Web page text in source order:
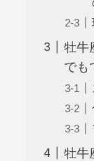
牡牛
でも
牡牛